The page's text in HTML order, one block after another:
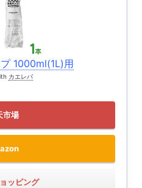
1000ml(1L)用
カエレバ
市場
ッピング